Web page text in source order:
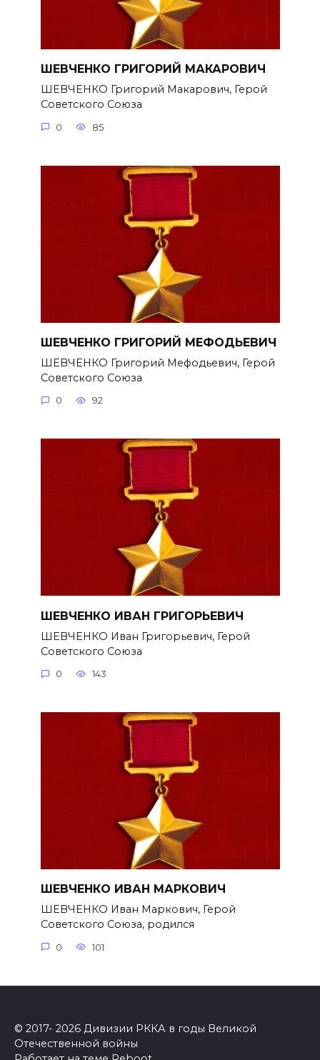
ШЕВЧЕНКО ГРИГОРИЙ МАКАРОВИЧ
ШЕВЧЕНКО Григорий Макарович, Герой
Советского Союза
0 85
ШЕВЧЕНКО ГРИГОРИЙ МЕФОДЬЕВИЧ
ШЕВЧЕНКО Григорий Мефодьевич, Герой
Советского Союза
0 92
ШЕВЧЕНКО ИВАН ГРИГОРЬЕВИЧ
ШЕВЧЕНКО Иван Григорьевич, Герой
Советского Союза
0 143
ШЕВЧЕНКО ИВАН МАРКОВИЧ
ШЕВЧЕНКО Иван Маркович, Герой
Советского Союза, родился
0 101
© 2017- 2026 Дивизии РККА в годы Великой
Отечественной войны